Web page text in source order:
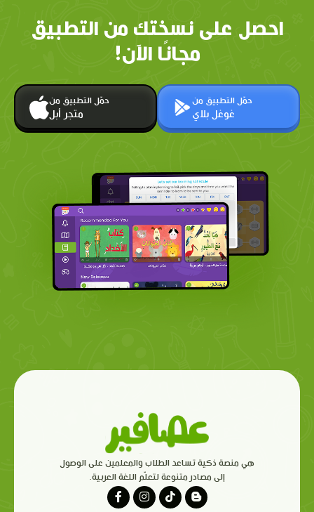
احصل على نسختك من التطبيق
مجانًا الآن!
حمّل التطبيق من
متجر أبل
حمّل التطبيق من
غوغل بلاي
هي منصة ذكية تساعد الطلاب والمعلمين على الوصول
إلى مصادر متنوعة لتعلّم اللغة العربية.